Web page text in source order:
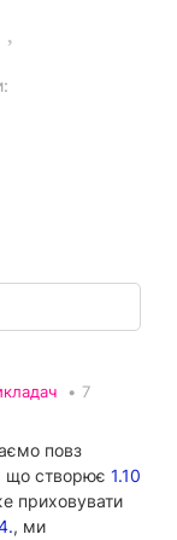
• 7
повз
що створює 1.10
приховувати
, ми